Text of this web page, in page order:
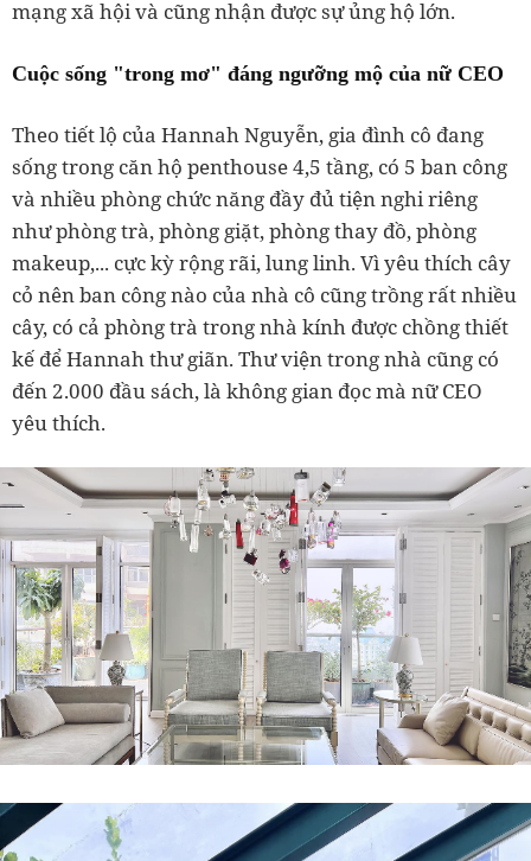
Cuộc sống "trong mơ" đáng ngưỡng mộ của nữ CEO
sống trong căn hộ penthouse 4,5 tầng, có 5 ban công
và nhiều phòng chức năng đầy đủ tiện nghi riêng
như phòng trà, phòng giặt, phòng thay đồ, phòng
makeup,... cực kỳ rộng rãi, lung linh. Vì yêu thích cây
cỏ nên ban công nào của nhà cô cũng trồng rất nhiều
cây, có cả phòng trà trong nhà kính được chồng thiết
kế để Hannah thư giãn. Thư viện trong nhà cũng có
đến 2.000 đầu sách, là không gian đọc mà nữ CEO